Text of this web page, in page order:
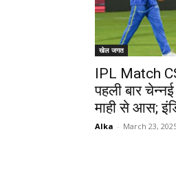
खेल जगत
IPL Match
पहली बार
माही से आस;
Alka - March 23,